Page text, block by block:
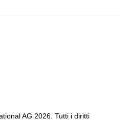
AG 2026. Tutti i diritti